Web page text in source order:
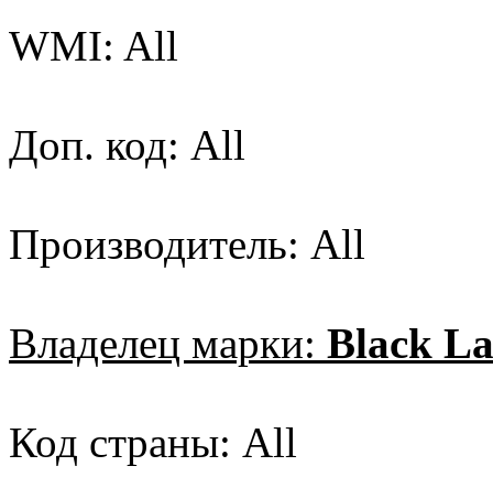
WMI: All
Доп. код: All
Производитель: All
Владелец марки: Black
Код страны: All